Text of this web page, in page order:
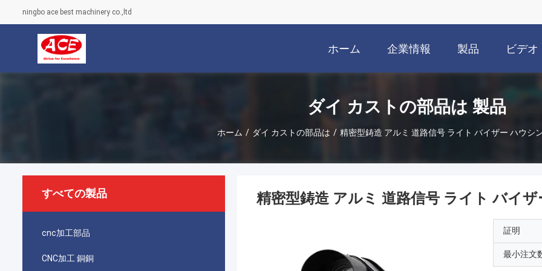
ningbo ace best machinery co.,ltd
ホーム 企業情報 製品 ビデオ
ダイ カストの部品は 製品
ホーム / ダイ カストの部品は / 精密型鋳造 アルミ 道路信号 ライト バイザー ハウシ
すべての製品
cnc加工部品
CNC加工 銅銅
精密型鋳造 アルミ 道路信号 ライト バイ
証明
最小注文